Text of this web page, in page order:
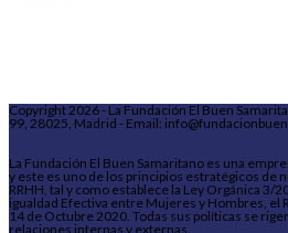
Copyright 2026 - La Fundación El Buen
99, 28025, Madrid - Email:
La Fundación El Buen Samaritano es una
y este es uno de los principios estratégicos de
RRHH, tal y como establece la Ley Orgánica 3/
igualdad Efectiva entre Mujeres y Hombres, el
14 de Octubre 2020. Todas sus políticas se
relaciones internas y externas.